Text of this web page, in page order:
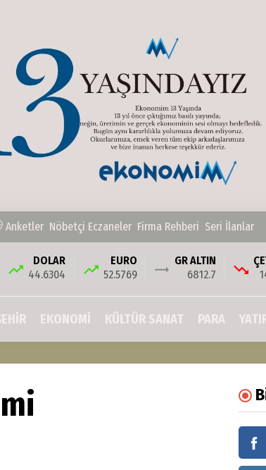
Anketler Nöbetçi Eczaneler Firma Rehberi Seri İlanlar
DOLAR
44.6304
EURO
52.5769
GR ALTIN
6812.7
EKONOMİ KÜLTÜR SANAT PARA